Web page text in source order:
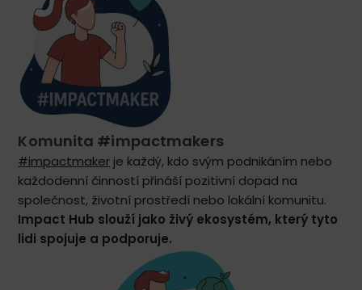
Komunita #impactmakers
#impactmaker je každý, kdo svým podnikáním nebo
každodenní činností přináší pozitivní dopad na
společnost, životní prostředí nebo lokální komunitu.
Impact Hub slouží jako živý ekosystém, který tyto
lidi spojuje a podporuje.